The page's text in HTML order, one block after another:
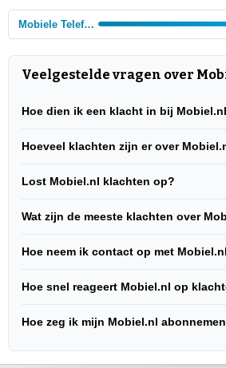
Mobiele Telefonie
Veelgestelde vragen over
Hoe dien ik een klacht in bij
Hoeveel klachten zijn er over
Lost Mobiel.nl klachten op?
Wat zijn de meeste klachten over
Hoe neem ik contact op met
Hoe snel reageert Mobiel.nl op
Hoe zeg ik mijn Mobiel.nl